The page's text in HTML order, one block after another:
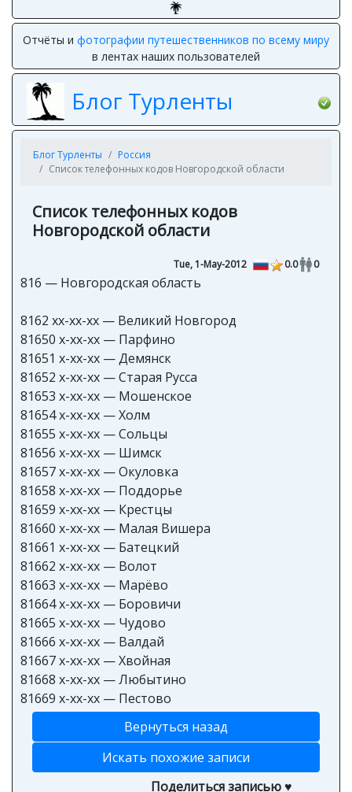
Отчёты и фотографии путешественников по всему миру
в лентах наших пользователей
Блог Турленты
Блог Турленты
Россия
Список телефонных кодов Новгородской области
Список телефонных кодов
Новгородской области
Tue, 1-May-2012 0.0 0
816 — Новгородская область
8162 xx-xx-xx — Великий Новгород
81650 x-xx-xx — Парфино
81651 x-xx-xx — Демянск
81652 x-xx-xx — Старая Русса
81653 x-xx-xx — Мошенское
81654 x-xx-xx — Холм
81655 x-xx-xx — Сольцы
81656 x-xx-xx — Шимск
81657 x-xx-xx — Окуловка
81658 x-xx-xx — Поддорье
81659 x-xx-xx — Крестцы
81660 x-xx-xx — Малая Вишера
81661 x-xx-xx — Батецкий
81662 x-xx-xx — Волот
81663 x-xx-xx — Марёво
81664 x-xx-xx — Боровичи
81665 x-xx-xx — Чудово
81666 x-xx-xx — Валдай
81667 x-xx-xx — Хвойная
81668 x-xx-xx — Любытино
81669 x-xx-xx — Пестово
Вернуться назад
Искать похожие записи
Поделиться записью ♥